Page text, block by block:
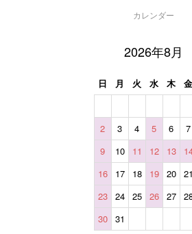
カレンダー
2026年8月
日 月 火 水 木 金
2
3 4 5 6 7
9
10 11 12 13
16
17 18 19 20 21
23
24 25 26 27
30
31